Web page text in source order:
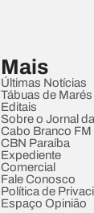
Mais
Últimas Notícias
Tábuas de
Editais
Sobre o Jornal
Cabo Branco FM
CBN Paraíba
Expediente
Comercial
Fale Conosco
Política de
Espaço Opinião